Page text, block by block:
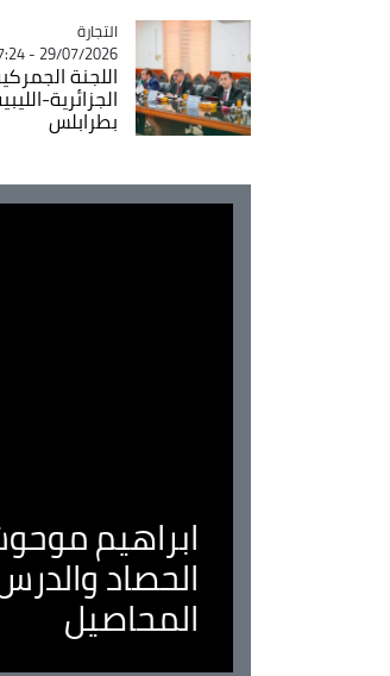
Catégorie
التجارة
29/07/2026 - 17:24
اللجنة
الجزائرية-
بطرابلس
ابراهيم
الحصاد
المحاصيل